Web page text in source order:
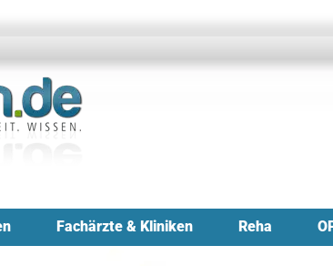
Fachärzte & Kliniken Reha